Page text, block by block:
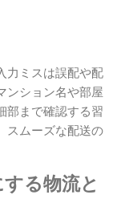
力ミスは誤配や配
ンション名や部屋
部まで確認する習
スムーズな配送の
る物流と